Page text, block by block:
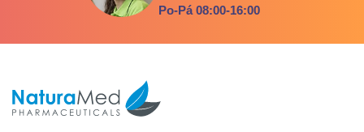
Po-Pá 08:00-16:00